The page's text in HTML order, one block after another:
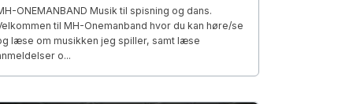
ONEMANBAND Musik til spisning og dans.
til MH-Onemanband hvor du kan høre/se
læse om musikken jeg spiller, samt læse
o...